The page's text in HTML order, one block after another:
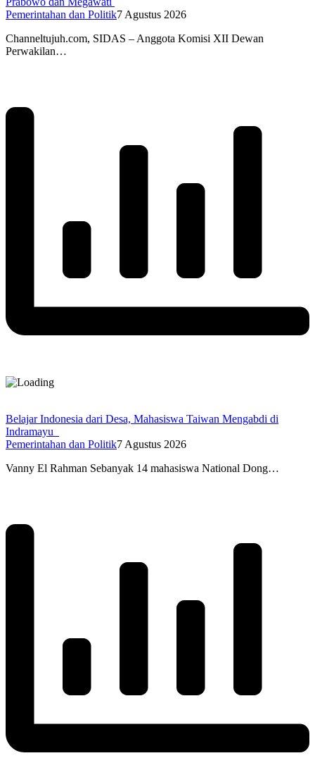
Pemerintahan dan Politik7 Agustus 2026
Channeltujuh.com, SIDAS – Anggota Komisi XII Dewan
Perwakilan…
Belajar Indonesia dari Desa, Mahasiswa Taiwan Mengabdi di
Indramayu
Pemerintahan dan Politik7 Agustus 2026
Vanny El Rahman Sebanyak 14 mahasiswa National Dong…